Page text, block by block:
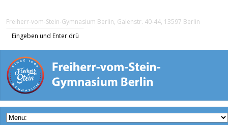
Freiherr-vom-Stein-Gymnasium Berlin, Galenstr. 40-44, 13597 Berlin